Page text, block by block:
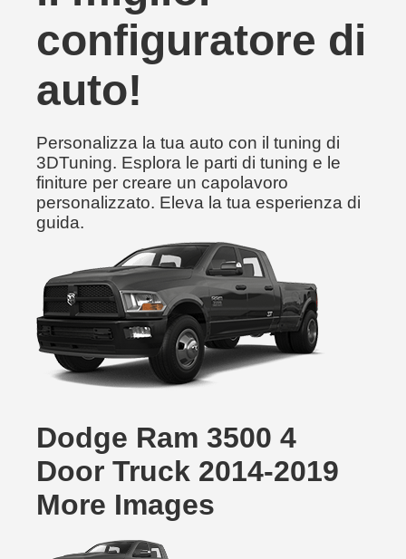
configuratore di
auto!
Personalizza la tua auto con il tuning di
3DTuning. Esplora le parti di tuning e le
finiture per creare un capolavoro
personalizzato. Eleva la tua esperienza di
guida.
Dodge Ram 3500 4
Door Truck 2014-2019
More Images